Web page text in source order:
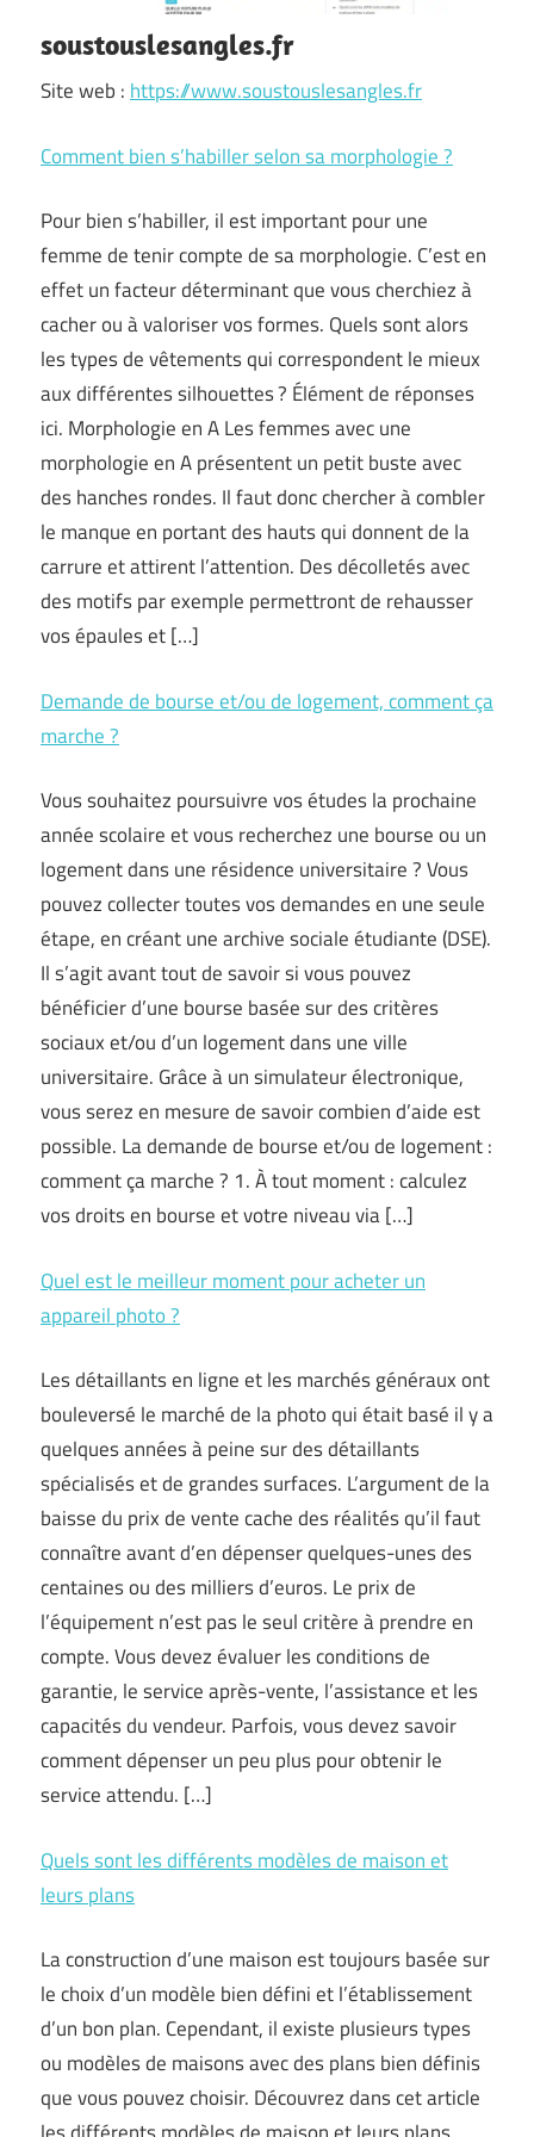
soustouslesangles.fr
Site web :https://www.soustouslesangles.fr
Comment bien s’habiller selon sa morphologie ?
Pour bien s’habiller, il est important pour une
femme de tenir compte de sa morphologie. C’est en
effet un facteur déterminant que vous cherchiez à
cacher ou à valoriser vos formes. Quels sont alors
les types de vêtements qui correspondent le mieux
aux différentes silhouettes ? Élément de réponses
ici. Morphologie en A Les femmes avec une
morphologie en A présentent un petit buste avec
des hanches rondes. Il faut donc chercher à combler
le manque en portant des hauts qui donnent de la
carrure et attirent l’attention. Des décolletés avec
des motifs par exemple permettront de rehausser
vos épaules et […]
Demande de bourse et/ou de logement, comment ça
marche ?
Vous souhaitez poursuivre vos études la prochaine
année scolaire et vous recherchez une bourse ou un
logement dans une résidence universitaire ? Vous
pouvez collecter toutes vos demandes en une seule
étape, en créant une archive sociale étudiante (DSE).
Il s’agit avant tout de savoir si vous pouvez
bénéficier d’une bourse basée sur des critères
sociaux et/ou d’un logement dans une ville
universitaire. Grâce à un simulateur électronique,
vous serez en mesure de savoir combien d’aide est
possible. La demande de bourse et/ou de logement :
comment ça marche ? 1. À tout moment : calculez
vos droits en bourse et votre niveau via […]
Quel est le meilleur moment pour acheter un
appareil photo ?
Les détaillants en ligne et les marchés généraux ont
bouleversé le marché de la photo qui était basé il y a
quelques années à peine sur des détaillants
spécialisés et de grandes surfaces. L’argument de la
baisse du prix de vente cache des réalités qu’il faut
connaître avant d’en dépenser quelques-unes des
centaines ou des milliers d’euros. Le prix de
l’équipement n’est pas le seul critère à prendre en
compte. Vous devez évaluer les conditions de
garantie, le service après-vente, l’assistance et les
capacités du vendeur. Parfois, vous devez savoir
comment dépenser un peu plus pour obtenir le
service attendu. […]
Quels sont les différents modèles de maison et
leurs plans
La construction d’une maison est toujours basée sur
le choix d’un modèle bien défini et l’établissement
d’un bon plan. Cependant, il existe plusieurs types
ou modèles de maisons avec des plans bien définis
que vous pouvez choisir. Découvrez dans cet article